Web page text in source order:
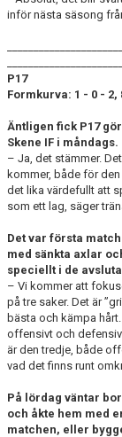
inför nästa säsong
P17
Formkurva: 1 - 0 - 2,
Äntligen fick P17
Skene IF i
– Ja, det stämmer.
kommer, både för
det lika värdefullt att
som ett lag, säger
Det var första
med sänkta axlar
speciellt i de
– Vi kommer att
på tre saker. Det är
bästa och kämpa
offensivt och
är den tredje, både
vad det finns runt
På lördag väntar
och åkte hem med
matchen, eller